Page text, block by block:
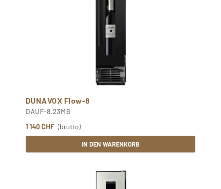
DUNAVOX Flow-8
DAUF-8.23MB
1 140 CHF (brutto)
IN DEN WARENKORB